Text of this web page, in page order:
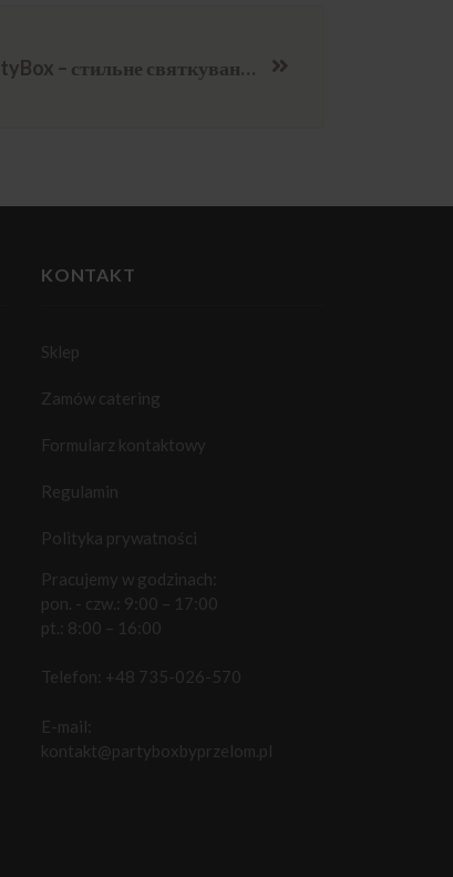
PartyBox – стильне святкування без зайвого клопоту
KONTAKT
Sklep
Zamów catering
Formularz kontaktowy
Regulamin
Polityka prywatności
Pracujemy w godzinach:
pon. - czw.: 9:00 – 17:00
pt.: 8:00 – 16:00
Telefon: +48 735-026-570
E-mail:
kontakt@partyboxbyprzelom.pl